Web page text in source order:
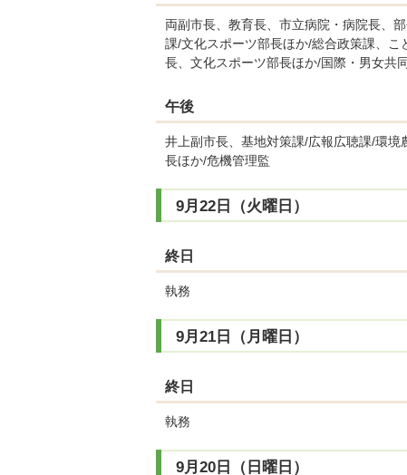
両副市長、教育長、市立病院・病院長、
課/文化スポーツ部長ほか/総合政策課、
長、文化スポーツ部長ほか/国際・男女共
午後
井上副市長、基地対策課/広報広聴課/環
長ほか/危機管理監
9月22日（火曜日）
終日
執務
9月21日（月曜日）
終日
執務
9月20日（日曜日）